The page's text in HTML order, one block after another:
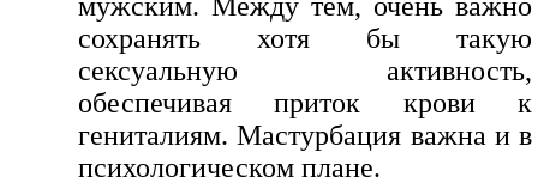
мужским. Между тем, очень важно
сохранять хотя бы такую
сексуальную активность,
обеспечивая приток крови к
гениталиям. Мастурбация важна и в
психологическом плане.